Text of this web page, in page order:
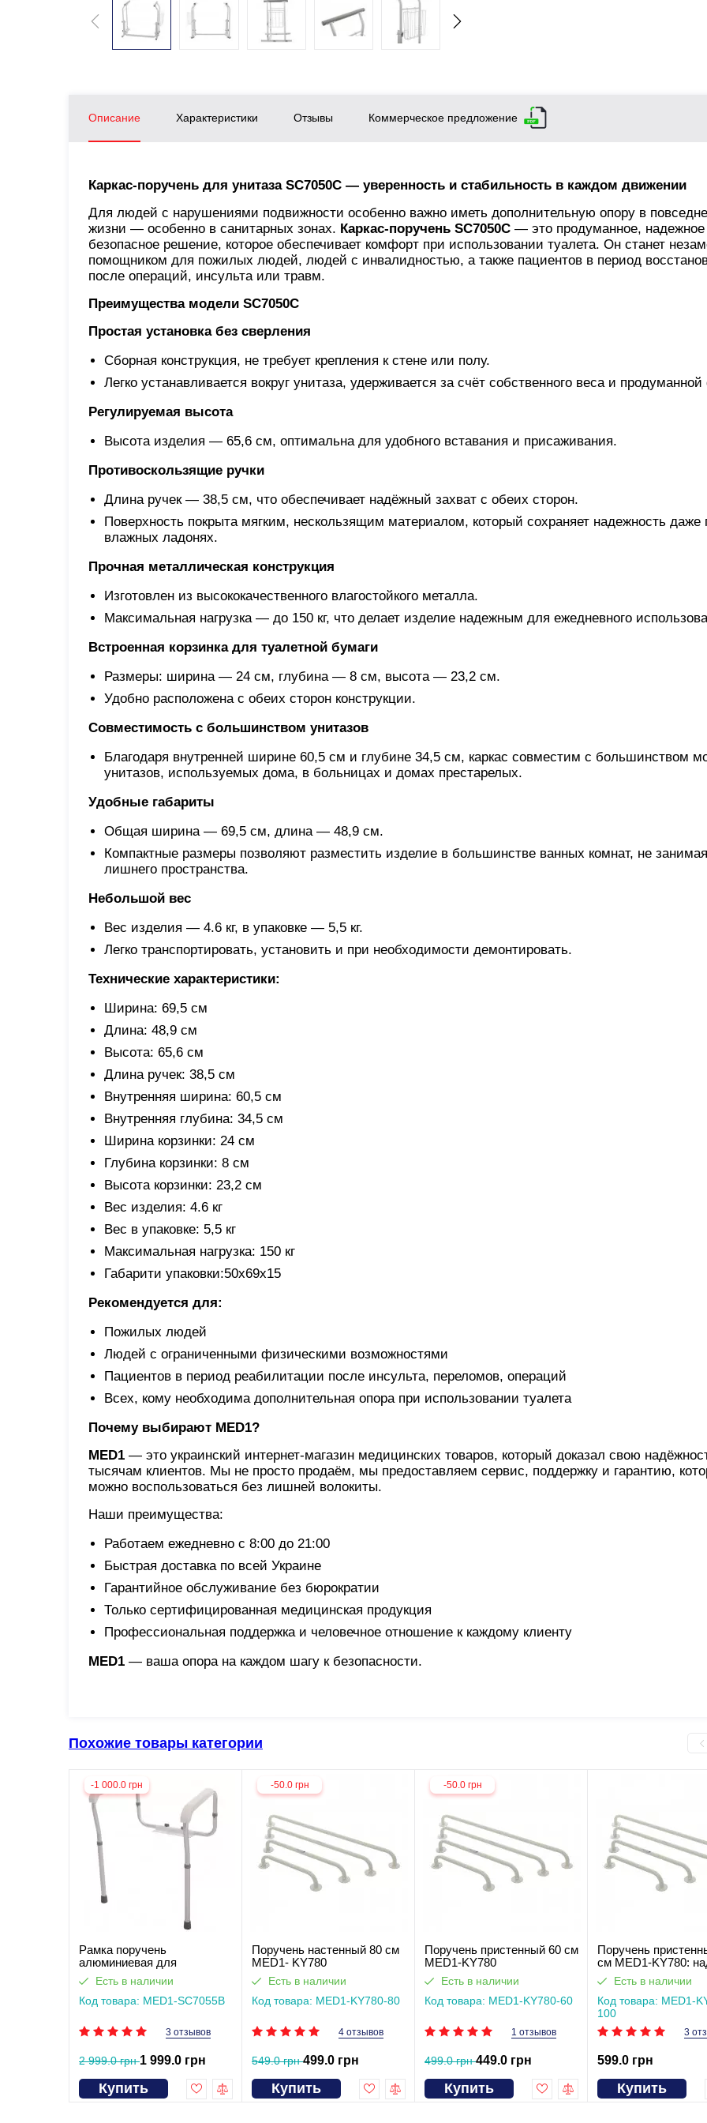
Описание Характеристики Отзывы Коммерческое предложение
Каркас-поручень для унитаза SC7050C — уверенность и стабильность в каждом движении
Для людей с нарушениями подвижности особенно важно иметь дополнительную опору в
жизни — особенно в санитарных зонах. Каркас-поручень SC7050C — это продуманное, надежное
безопасное решение, которое обеспечивает комфорт при использовании туалета. Он станет
помощником для пожилых людей, людей с инвалидностью, а также пациентов в период
после операций, инсульта или травм.
Преимущества модели SC7050C
Простая установка без сверления
Сборная конструкция, не требует крепления к стене или полу.
Легко устанавливается вокруг унитаза, удерживается за счёт собственного веса и
Регулируемая высота
Высота изделия — 65,6 см, оптимальна для удобного вставания и присаживания.
Противоскользящие ручки
Длина ручек — 38,5 см, что обеспечивает надёжный захват с обеих сторон.
Поверхность покрыта мягким, нескользящим материалом, который сохраняет надежность даже
влажных ладонях.
Прочная металлическая конструкция
Изготовлен из высококачественного влагостойкого металла.
Максимальная нагрузка — до 150 кг, что делает изделие надежным для ежедневного
Встроенная корзинка для туалетной бумаги
Размеры: ширина — 24 см, глубина — 8 см, высота — 23,2 см.
Удобно расположена с обеих сторон конструкции.
Совместимость с большинством унитазов
Благодаря внутренней ширине 60,5 см и глубине 34,5 см, каркас совместим с большинством
унитазов, используемых дома, в больницах и домах престарелых.
Удобные габариты
Общая ширина — 69,5 см, длина — 48,9 см.
Компактные размеры позволяют разместить изделие в большинстве ванных комнат, не занимая
лишнего пространства.
Небольшой вес
Вес изделия — 4.6 кг, в упаковке — 5,5 кг.
Легко транспортировать, установить и при необходимости демонтировать.
Технические характеристики:
Ширина: 69,5 см
Длина: 48,9 см
Высота: 65,6 см
Длина ручек: 38,5 см
Внутренняя ширина: 60,5 см
Внутренняя глубина: 34,5 см
Ширина корзинки: 24 см
Глубина корзинки: 8 см
Высота корзинки: 23,2 см
Вес изделия: 4.6 кг
Вес в упаковке: 5,5 кг
Максимальная нагрузка: 150 кг
Габарити упаковки:50x69x15
Рекомендуется для:
Пожилых людей
Людей с ограниченными физическими возможностями
Пациентов в период реабилитации после инсульта, переломов, операций
Всех, кому необходима дополнительная опора при использовании туалета
Почему выбирают MED1?
MED1 — это украинский интернет-магазин медицинских товаров, который доказал свою
тысячам клиентов. Мы не просто продаём, мы предоставляем сервис, поддержку и гарантию,
можно воспользоваться без лишней волокиты.
Наши преимущества:
Работаем ежедневно с 8:00 до 21:00
Быстрая доставка по всей Украине
Гарантийное обслуживание без бюрократии
Только сертифицированная медицинская продукция
Профессиональная поддержка и человечное отношение к каждому клиенту
MED1 — ваша опора на каждом шагу к безопасности.
Похожие товары категории
-1 000.0 грн
Рамка поручень
алюминиевая для
безопасного пользования
туалетом туалетом MED1-
SC7055B
Есть в наличии
Код товара: MED1-SC7055B
3 отзывов
2 999.0 грн1 999.0 грн
Купить
-50.0 грн
Поручень настенный 80 см
MED1- KY780
Есть в наличии
Код товара: MED1-KY780-80
4 отзывов
549.0 грн499.0 грн
Купить
-50.0 грн
Поручень пристенный 60 см
MED1-KY780
Есть в наличии
Код товара: MED1-KY780-60
1 отзывов
499.0 грн449.0 грн
Купить
Поручень
см MED1-KY780:
помощник в ванной
и туалете
Есть в наличии
Код товара: MED1-
100
3
599.0 грн
Купить